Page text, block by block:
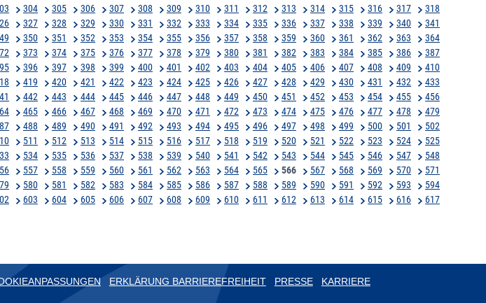
304 305 306 307 308 309 310 311 312 313 314 315 316 317
318
327 328 329 330 331 332 333 334 335 336 337 338 339 340
341
350 351 352 353 354 355 356 357 358 359 360 361 362 363
364
373 374 375 376 377 378 379 380 381 382 383 384 385 386
387
396 397 398 399 400 401 402 403 404 405 406 407 408 409
410
419 420 421 422 423 424 425 426 427 428 429 430 431 432
433
442 443 444 445 446 447 448 449 450 451 452 453 454 455
456
465 466 467 468 469 470 471 472 473 474 475 476 477 478
479
488 489 490 491 492 493 494 495 496 497 498 499 500 501
502
511 512 513 514 515 516 517 518 519 520 521 522 523 524
525
534 535 536 537 538 539 540 541 542 543 544 545 546 547
548
557 558 559 560 561 562 563 564 565 566 567 568 569 570
571
580 581 582 583 584 585 586 587 588 589 590 591 592 593
594
603 604 605 606 607 608 609 610 611 612 613 614 615 616
617
ERKLÄRUNG BARRIEREFREIHEIT PRESSE
KARRIERE